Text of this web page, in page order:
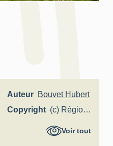
Auteur Bouvet Hubert
Copyright (c) Région
Hauts-de-
Voir tout